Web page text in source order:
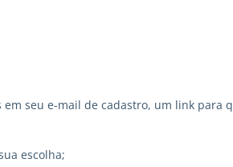
seu e-mail de cadastro, um link
escolha;